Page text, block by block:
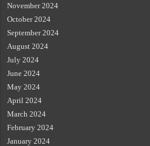
November 2024
October 2024
September 2024
August 2024
July 2024
June 2024
May 2024
April 2024
March 2024
February 2024
January 2024